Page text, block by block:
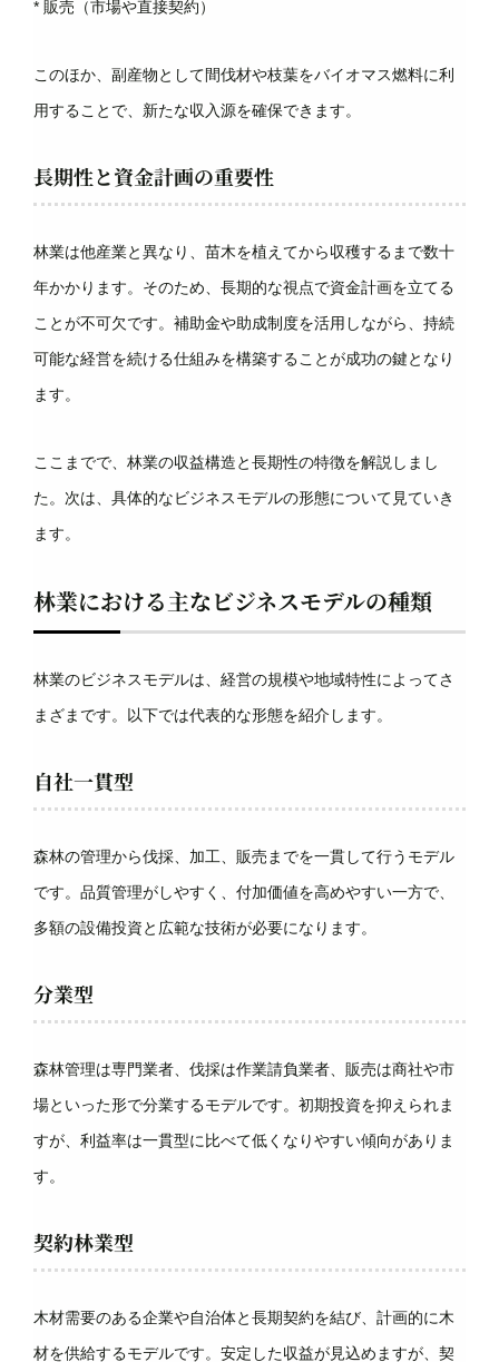
* 販売（市場や直接契約）
このほか、副産物として間伐材や枝葉をバイオマス燃料に利
用することで、新たな収入源を確保できます。
長期性と資金計画の重要性
林業は他産業と異なり、苗木を植えてから収穫するまで数十
年かかります。そのため、長期的な視点で資金計画を立てる
ことが不可欠です。補助金や助成制度を活用しながら、持続
可能な経営を続ける仕組みを構築することが成功の鍵となり
ます。
ここまでで、林業の収益構造と長期性の特徴を解説しまし
た。次は、具体的なビジネスモデルの形態について見ていき
ます。
林業における主なビジネスモデルの種類
林業のビジネスモデルは、経営の規模や地域特性によってさ
まざまです。以下では代表的な形態を紹介します。
自社一貫型
森林の管理から伐採、加工、販売までを一貫して行うモデル
です。品質管理がしやすく、付加価値を高めやすい一方で、
多額の設備投資と広範な技術が必要になります。
分業型
森林管理は専門業者、伐採は作業請負業者、販売は商社や市
場といった形で分業するモデルです。初期投資を抑えられま
すが、利益率は一貫型に比べて低くなりやすい傾向がありま
す。
契約林業型
木材需要のある企業や自治体と長期契約を結び、計画的に木
材を供給するモデルです。安定した収益が見込めますが、契